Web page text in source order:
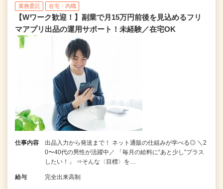
業務委託 在宅・内職
【Wワーク歓迎！】副業で月15万円前後を見込めるフリ
マアプリ出品の運用サポート！未経験／在宅OK
仕事内容
出品入力から発送まで！ ネット通販の仕組みが学べる◎ ＼2
0〜40代の男性が活躍中／ 「毎月の給料に“あと少し”プラス
したい！」 ⇒そんな〈目標〉を…
給与 完全出来高制